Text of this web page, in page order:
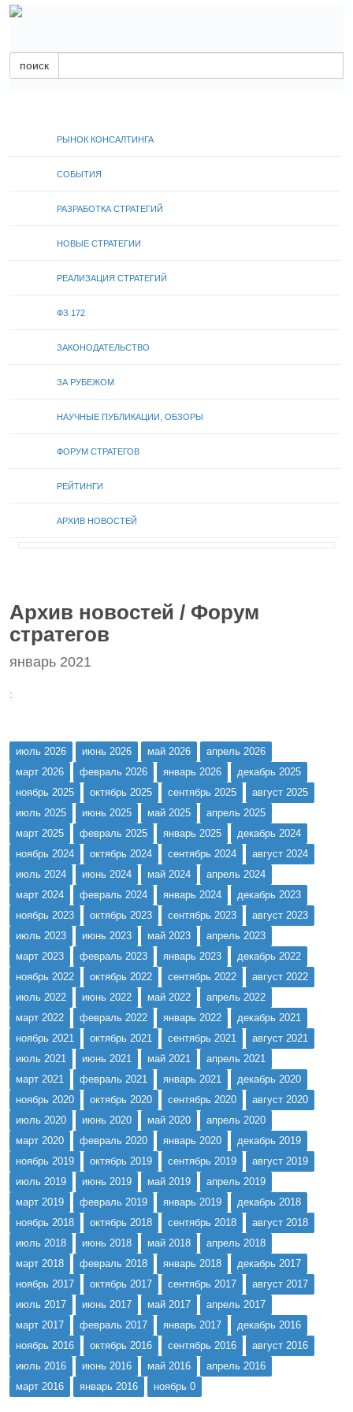
поиск
РЫНОК КОНСАЛТИНГА
СОБЫТИЯ
РАЗРАБОТКА СТРАТЕГИЙ
НОВЫЕ СТРАТЕГИИ
РЕАЛИЗАЦИЯ СТРАТЕГИЙ
ФЗ 172
ЗАКОНОДАТЕЛЬСТВО
ЗА РУБЕЖОМ
НАУЧНЫЕ ПУБЛИКАЦИИ, ОБЗОРЫ
ФОРУМ СТРАТЕГОВ
РЕЙТИНГИ
АРХИВ НОВОСТЕЙ
Архив новостей / Форум
стратегов
январь 2021
:
июль 2026 июнь 2026 май 2026
апрель 2026
март 2026
февраль 2026 январь 2026
декабрь 2025
ноябрь 2025
октябрь 2025 сентябрь 2025
август 2025
июль 2025
июнь 2025 май 2025
апрель 2025
март 2025
февраль 2025 январь 2025
декабрь 2024
ноябрь 2024
октябрь 2024 сентябрь 2024
август 2024
июль 2024
июнь 2024 май 2024
апрель 2024
март 2024
февраль 2024 январь 2024
декабрь 2023
ноябрь 2023
октябрь 2023 сентябрь 2023
август 2023
июль 2023
июнь 2023 май 2023
апрель 2023
март 2023
февраль 2023 январь 2023
декабрь 2022
ноябрь 2022
октябрь 2022 сентябрь 2022
август 2022
июль 2022
июнь 2022 май 2022
апрель 2022
март 2022
февраль 2022 январь 2022
декабрь 2021
ноябрь 2021
октябрь 2021 сентябрь 2021
август 2021
июль 2021
июнь 2021 май 2021
апрель 2021
март 2021
февраль 2021 январь 2021
декабрь 2020
ноябрь 2020
октябрь 2020 сентябрь 2020
август 2020
июль 2020
июнь 2020 май 2020
апрель 2020
март 2020
февраль 2020 январь 2020
декабрь 2019
ноябрь 2019
октябрь 2019 сентябрь 2019
август 2019
июль 2019
июнь 2019 май 2019
апрель 2019
март 2019
февраль 2019 январь 2019
декабрь 2018
ноябрь 2018
октябрь 2018 сентябрь 2018
август 2018
июль 2018
июнь 2018 май 2018
апрель 2018
март 2018
февраль 2018 январь 2018
декабрь 2017
ноябрь 2017
октябрь 2017 сентябрь 2017
август 2017
июль 2017
июнь 2017 май 2017
апрель 2017
март 2017
февраль 2017 январь 2017
декабрь 2016
ноябрь 2016
октябрь 2016 сентябрь 2016
август 2016
июль 2016
июнь 2016 май 2016
апрель 2016
март 2016
январь 2016 ноябрь 0